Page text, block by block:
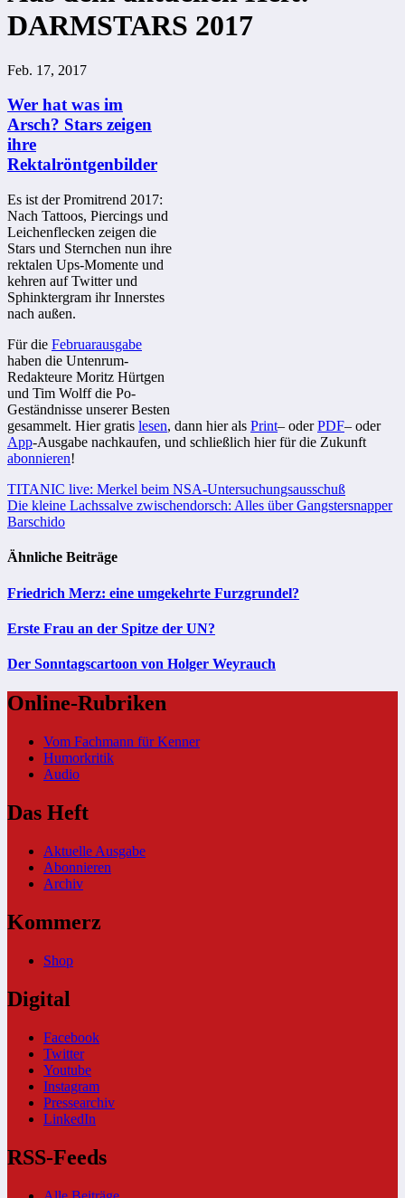
DARMSTARS 2017
Feb. 17, 2017
Wer hat was im
Arsch? Stars zeigen
ihre
Rektalröntgenbilder
Es ist der Promitrend 2017:
Nach Tattoos, Piercings und
Leichenflecken zeigen die
Stars und Sternchen nun ihre
rektalen Ups-Momente und
kehren auf Twitter und
Sphinktergram ihr Innerstes
nach außen.
Für die Februarausgabe
haben die Untenrum-
Redakteure Moritz Hürtgen
und Tim Wolff die Po-
Geständnisse unserer Besten
gesammelt. Hier gratis lesen, dann hier als Print– oderPDF– oder
App-Ausgabe nachkaufen, und schließlich hier für die Zukunft
abonnieren!
Beitragsnavigation
TITANIC live: Merkel beim NSA-Untersuchungsausschuß
Die kleine Lachssalve zwischendorsch: Alles über Gangstersnapper
Barschido
Ähnliche Beiträge
Friedrich Merz: eine umgekehrte Furzgrundel?
Erste Frau an der Spitze der UN?
Der Sonntagscartoon von Holger Weyrauch
Online-Rubriken
Vom Fachmann für Kenner
Humorkritik
Audio
Das Heft
Aktuelle Ausgabe
Abonnieren
Archiv
Kommerz
Shop
Digital
Facebook
Twitter
Youtube
Instagram
Pressearchiv
LinkedIn
RSS-Feeds